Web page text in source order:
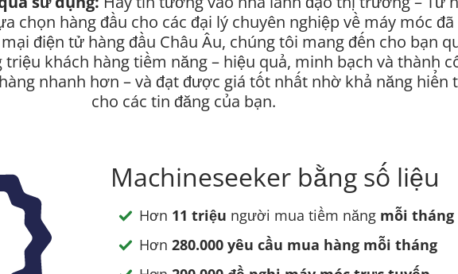
chọn hàng đầu cho các đại lý chuyên nghiệp về máy móc
điện tử hàng đầu Châu Âu, chúng tôi mang đến cho bạn
khách hàng tiềm năng – hiệu quả, minh bạch và thành
nhanh hơn – và đạt được giá tốt nhất nhờ khả năng hiển
cho các tin đăng của bạn.
Machineseeker bằng số liệu
Hơn 11 triệu người mua tiềm năng mỗi tháng
Hơn 280.000 yêu cầu mua hàng mỗi tháng